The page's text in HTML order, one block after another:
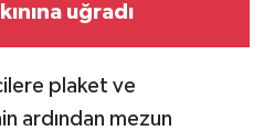
uğradı
plaket ve
ardından mezun